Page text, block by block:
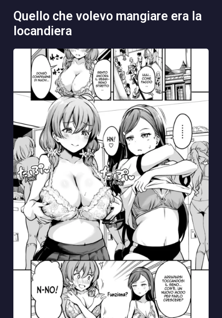
quello che volevo mangiare era la
locandiera